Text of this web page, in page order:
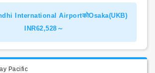
International AirportकोOsaka(UKB)
INR62,528～
Pacific